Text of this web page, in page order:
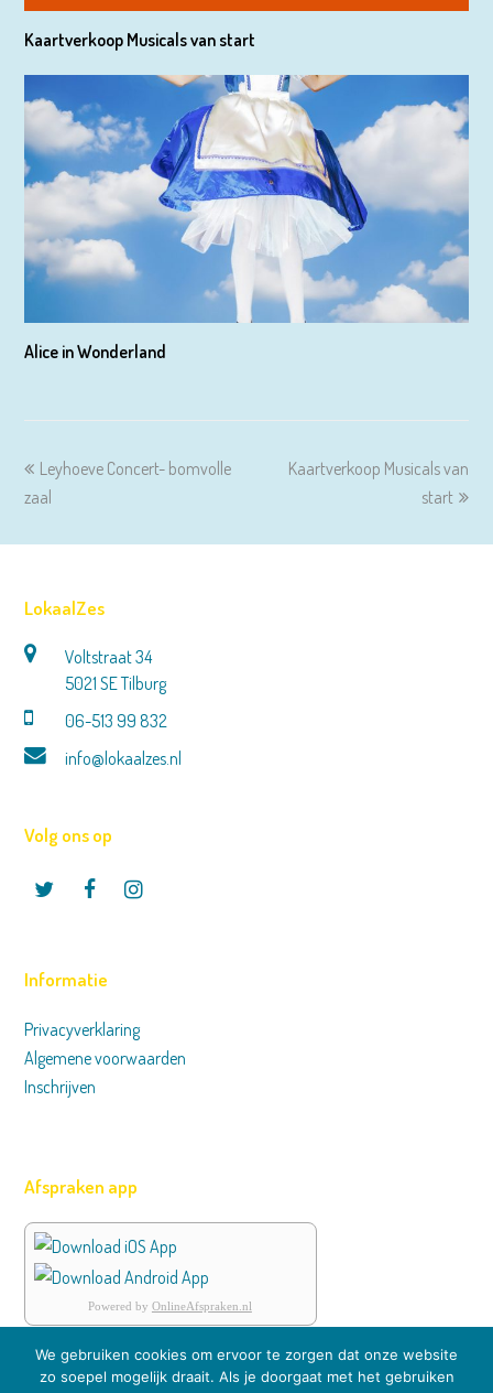
Kaartverkoop Musicals van start
Alice in Wonderland
previous
post:
Leyhoeve Concert- bomvolle
zaal
next
Kaartverkoop Musicals van
start
LokaalZes
Voltstraat 34
5021 SE Tilburg
06-513 99 832
info@lokaalzes.nl
Volg ons op
TwitterFacebookInstagram
Informatie
Privacyverklaring
Algemene voorwaarden
Inschrijven
Afspraken app
Powered by OnlineAfspraken.nl
We gebruiken cookies om ervoor te zorgen dat onze website
zo soepel mogelijk draait. Als je doorgaat met het gebruiken